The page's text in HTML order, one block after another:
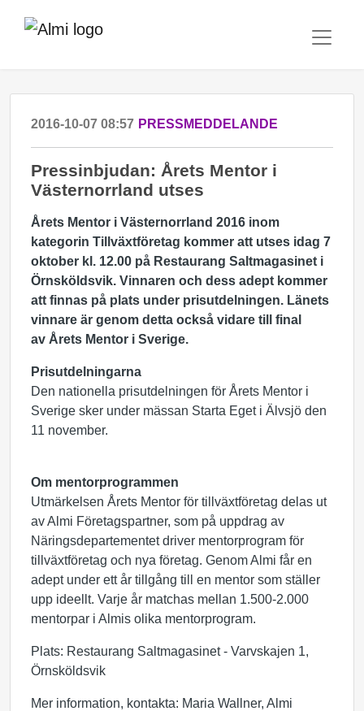
2016-10-07 08:57 PRESSMEDDELANDE
Pressinbjudan: Årets Mentor i
Västernorrland utses
Årets Mentor i Västernorrland 2016 inom
kategorin Tillväxtföretag kommer att utses idag 7
oktober kl. 12.00 på Restaurang Saltmagasinet i
Örnsköldsvik. Vinnaren och dess adept kommer
att finnas på plats under prisutdelningen. Länets
vinnare är genom detta också vidare till final
av Årets Mentor i Sverige.
Prisutdelningarna
Den nationella prisutdelningen för Årets Mentor i
Sverige sker under mässan Starta Eget i Älvsjö den
11 november.
Om mentorprogrammen
Utmärkelsen Årets Mentor för tillväxtföretag delas ut
av Almi Företagspartner, som på uppdrag av
Näringsdepartementet driver mentorprogram för
tillväxtföretag och nya företag. Genom Almi får en
adept under ett år tillgång till en mentor som ställer
upp ideellt. Varje år matchas mellan 1.500-2.000
mentorpar i Almis olika mentorprogram.
Plats: Restaurang Saltmagasinet - Varvskajen 1,
Örnsköldsvik
Mer information, kontakta: Maria Wallner, Almi